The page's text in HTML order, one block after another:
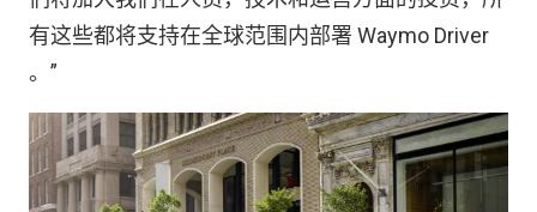
有这些都将支持在全球范围内部署 Waymo Driver
。”